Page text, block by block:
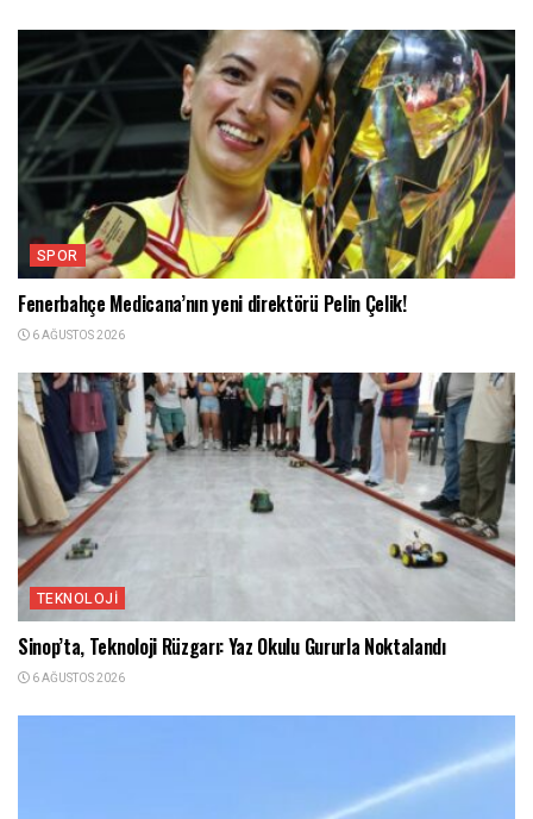
SPOR
Fenerbahçe Medicana’nın yeni direktörü Pelin Çelik!
6 AĞUSTOS 2026
TEKNOLOJI
Sinop’ta, Teknoloji Rüzgarı: Yaz Okulu Gururla Noktalandı
6 AĞUSTOS 2026